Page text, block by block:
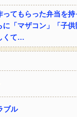
ってもらった弁当を
に「マザコン」「子
くて…
ブル